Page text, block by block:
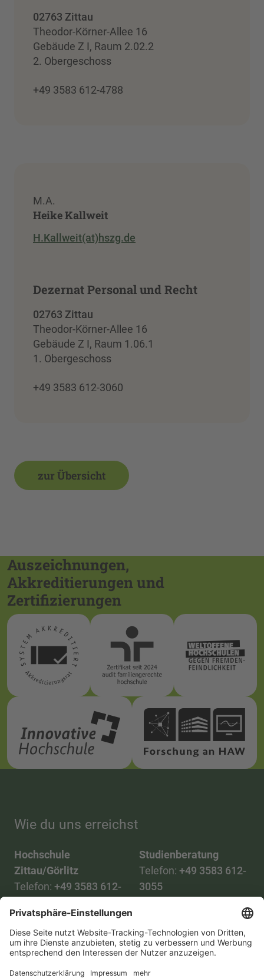
02763 Zittau
Theodor-Körner-Allee 16
Gebäude Z I, Raum 2.02.2
2. Obergeschoss
+49 3583 612-4788
M.A.
Heike Kallweit
H.Kallweit(at)hszg.de
Dezernat Personal und Recht
02763 Zittau
Theodor-Körner-Allee 16
Gebäude Z I, Raum 1.06.1
1. Obergeschoss
+49 3583 612-3060
zur Übersicht
Auszeichnungen,
Akkreditierungen und
Zertifizierungen
Wie du uns erreichst
Hochschule
Zittau/Görlitz
Telefon: +49 3583 612-
Mail:info(at)hszg.de
Studienberatung
Telefon: +49 3583 612-
3055
Mail:
stud.info(at)hszg.de